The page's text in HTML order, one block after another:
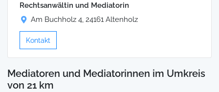
Rechtsanwältin und Mediatorin
Am Buchholz 4, 24161 Altenholz
Kontakt
Mediatoren und Mediatorinnen im Umkreis
von 21 km